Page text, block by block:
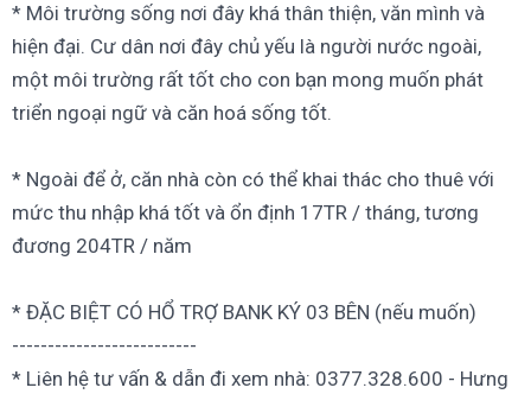
* Môi trường sống nơi đây khá thân thiện, văn mình và
hiện đại. Cư dân nơi đây chủ yếu là người nước ngoài,
một môi trường rất tốt cho con bạn mong muốn phát
triển ngoại ngữ và căn hoá sống tốt.
* Ngoài để ở, căn nhà còn có thể khai thác cho thuê với
mức thu nhập khá tốt và ổn định 17TR / tháng, tương
đương 204TR / năm
* ĐẶC BIỆT CÓ HỔ TRỢ BANK KÝ 03 BÊN (nếu muốn)
--------------------------
* Liên hệ tư vấn & dẫn đi xem nhà: 0377.328.600 - Hưng